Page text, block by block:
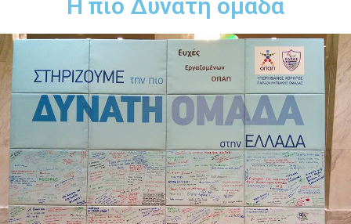
Η πιο Δυνατή ομάδα